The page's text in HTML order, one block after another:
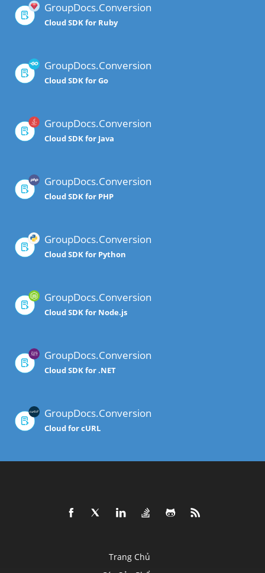
GroupDocs.Conversion
Cloud SDK for Ruby
GroupDocs.Conversion
Cloud SDK for Go
GroupDocs.Conversion
Cloud SDK for Java
GroupDocs.Conversion
Cloud SDK for PHP
GroupDocs.Conversion
Cloud SDK for Python
GroupDocs.Conversion
Cloud SDK for Node.js
GroupDocs.Conversion
Cloud SDK for .NET
GroupDocs.Conversion
Cloud for cURL
Trang Chủ